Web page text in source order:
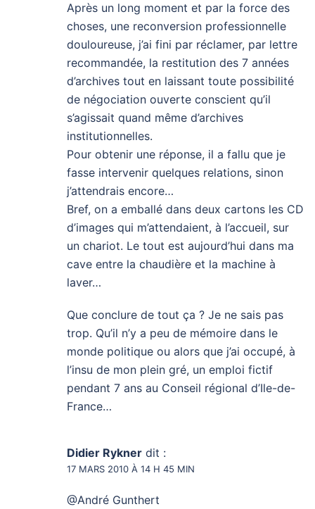
Après un long moment et par la force des
choses, une reconversion professionnelle
douloureuse, j’ai fini par réclamer, par lettre
recommandée, la restitution des 7 années
d’archives tout en laissant toute possibilité
de négociation ouverte conscient qu’il
s’agissait quand même d’archives
institutionnelles.
Pour obtenir une réponse, il a fallu que je
fasse intervenir quelques relations, sinon
j’attendrais encore…
Bref, on a emballé dans deux cartons les CD
d’images qui m’attendaient, à l’accueil, sur
un chariot. Le tout est aujourd’hui dans ma
cave entre la chaudière et la machine à
laver…
Que conclure de tout ça ? Je ne sais pas
trop. Qu’il n’y a peu de mémoire dans le
monde politique ou alors que j’ai occupé, à
l’insu de mon plein gré, un emploi fictif
pendant 7 ans au Conseil régional d’Ile-de-
France…
Didier Rykner dit :
17 MARS 2010 À 14 H 45 MIN
@André Gunthert